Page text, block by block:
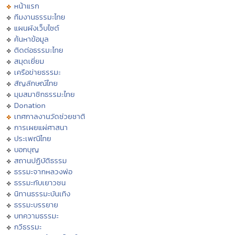
หน้าแรก
ทีมงานธรรมะไทย
แผนผังเว็บไซต์
ค้นหาข้อมูล
ติดต่อธรรมะไทย
สมุดเยี่ยม
เครือข่ายธรรมะ
สัญลักษณ์ไทย
มุมสมาชิกธรรมะไทย
Donation
เทศกาลงานวัดช่วยชาติ
การเผยแผ่ศาสนา
ประเพณีไทย
บอกบุญ
สถานปฏิบัติธรรม
ธรรมะจากหลวงพ่อ
ธรรมะกับเยาวชน
นิทานธรรมะบันเทิง
ธรรมะบรรยาย
บทความธรรมะ
กวีธรรมะ